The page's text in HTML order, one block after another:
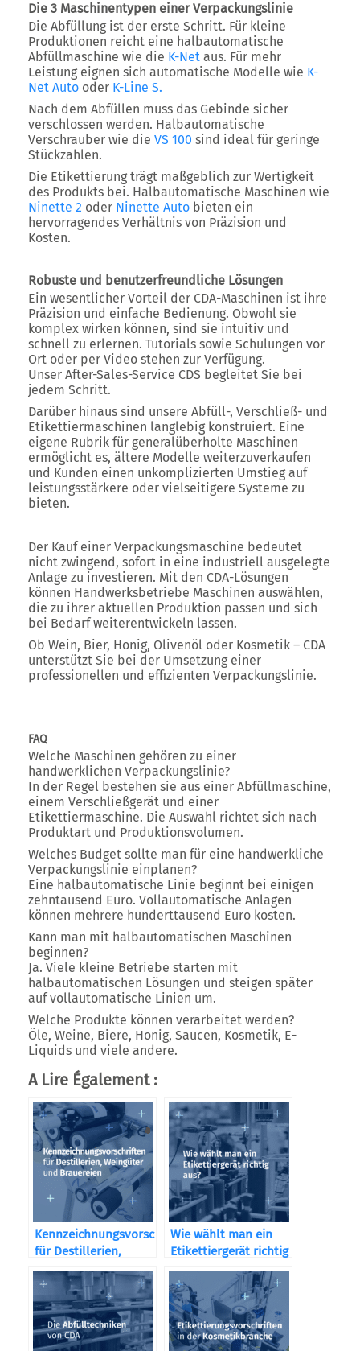
Die 3 Maschinentypen einer Verpackungslinie
Die Abfüllung ist der erste Schritt. Für kleine
Produktionen reicht eine halbautomatische
Abfüllmaschine wie die K-Net aus. Für mehr
Leistung eignen sich automatische Modelle wie K-
Net Auto oder K-Line S.
Nach dem Abfüllen muss das Gebinde sicher
verschlossen werden. Halbautomatische
Verschrauber wie die VS 100 sind ideal für geringe
Stückzahlen.
Die Etikettierung trägt maßgeblich zur Wertigkeit
des Produkts bei. Halbautomatische Maschinen wie
Ninette 2 oder Ninette Auto bieten ein
hervorragendes Verhältnis von Präzision und
Kosten.
Robuste und benutzerfreundliche Lösungen
Ein wesentlicher Vorteil der CDA-Maschinen ist ihre
Präzision und einfache Bedienung. Obwohl sie
komplex wirken können, sind sie intuitiv und
schnell zu erlernen. Tutorials sowie Schulungen vor
Ort oder per Video stehen zur Verfügung.
Unser After-Sales-Service CDS begleitet Sie bei
jedem Schritt.
Darüber hinaus sind unsere Abfüll-, Verschließ- und
Etikettiermaschinen langlebig konstruiert. Eine
eigene Rubrik für generalüberholte Maschinen
ermöglicht es, ältere Modelle weiterzuverkaufen
und Kunden einen unkomplizierten Umstieg auf
leistungsstärkere oder vielseitigere Systeme zu
bieten.
Der Kauf einer Verpackungsmaschine bedeutet
nicht zwingend, sofort in eine industriell ausgelegte
Anlage zu investieren. Mit den CDA-Lösungen
können Handwerksbetriebe Maschinen auswählen,
die zu ihrer aktuellen Produktion passen und sich
bei Bedarf weiterentwickeln lassen.
Ob Wein, Bier, Honig, Olivenöl oder Kosmetik – CDA
unterstützt Sie bei der Umsetzung einer
professionellen und effizienten Verpackungslinie.
FAQ
Welche Maschinen gehören zu einer
handwerklichen Verpackungslinie?
In der Regel bestehen sie aus einer Abfüllmaschine,
einem Verschließgerät und einer
Etikettiermaschine. Die Auswahl richtet sich nach
Produktart und Produktionsvolumen.
Welches Budget sollte man für eine handwerkliche
Verpackungslinie einplanen?
Eine halbautomatische Linie beginnt bei einigen
zehntausend Euro. Vollautomatische Anlagen
können mehrere hunderttausend Euro kosten.
Kann man mit halbautomatischen Maschinen
beginnen?
Ja. Viele kleine Betriebe starten mit
halbautomatischen Lösungen und steigen später
auf vollautomatische Linien um.
Welche Produkte können verarbeitet werden?
Öle, Weine, Biere, Honig, Saucen, Kosmetik, E-
Liquids und viele andere.
A Lire Également :
Kennzeichnungsvorschriften
für Destillerien,
Weingüter und
Brauereien
Wie wählt man ein
Etikettiergerät richtig
aus?